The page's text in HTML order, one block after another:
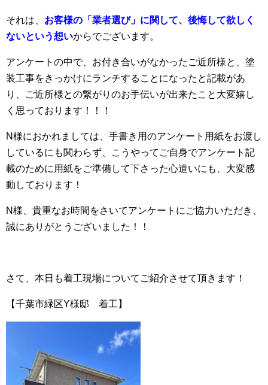
それは、 お客様の「業者選び」に関して、後悔して欲しく
ないという想いからでございます。
アンケートの中で、お付き合いがなかったご近所様と、塗
装工事をきっかけにランチすることになったと記載があ
り、ご近所様との繋がりのお手伝いが出来たこと大変嬉し
く思っております！！！
N様におかれましては、手書き用のアンケート用紙をお渡し
しているにも関わらず、こうやってご自身でアンケート記
載のために用紙をご準備して下さった心遣いにも、大変感
動しております！
N様、貴重なお時間をさいてアンケートにご協力いただき、
誠にありがとうございました！！
さて、本日も着工現場についてご紹介させて頂きます！
【千葉市緑区Y様邸 着工】